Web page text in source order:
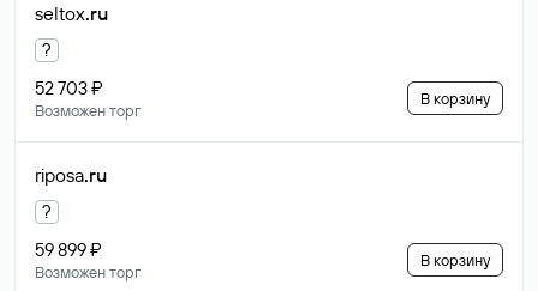
seltox.ru
?
52 703 ₽
Возможен торг
В корзину
riposa.ru
?
59 899 ₽
Возможен торг
В корзину